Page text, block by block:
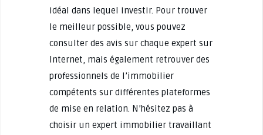
idéal dans lequel investir. Pour trouver
le meilleur possible, vous pouvez
consulter des avis sur chaque expert sur
Internet, mais également retrouver des
professionnels de l’immobilier
compétents sur différentes plateformes
de mise en relation. N’hésitez pas à
choisir un expert immobilier travaillant